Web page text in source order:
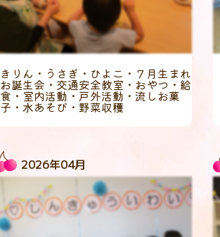
きりん・うさぎ・ひよこ・７月生まれ
お誕生会・交通安全教室・おやつ・給
食・室内活動・戸外活動・流しお菓
子・水あそび・野菜収穫
2026年04月